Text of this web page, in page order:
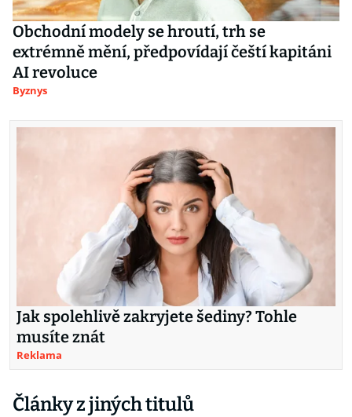
Obchodní modely se hroutí, trh se
extrémně mění, předpovídají čeští kapitáni
AI revoluce
Byznys
Jak spolehlivě zakryjete šediny? Tohle
musíte znát
Reklama
Články z jiných titulů